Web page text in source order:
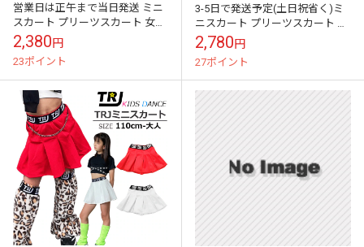
営業日は正午まで当日発送 ミニ
スカート プリーツスカート 女の
子 子供服 キッズ ハイウェスト
イエロー ブルー グリーン 110...
2,380円
23ポイント
3-5日で発送予定(土日祝省く)ミ
ニスカート プリーツスカート 女
の子 子供服 キッズ ハイウェスト
ロゴテープ イエロー ブルー...
2,780円
27ポイント